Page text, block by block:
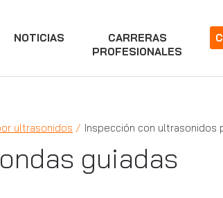
NOTICIAS
CARRERAS
PROFESIONALES
ultrasonidos Inspección con ultrasonidos
guiadas